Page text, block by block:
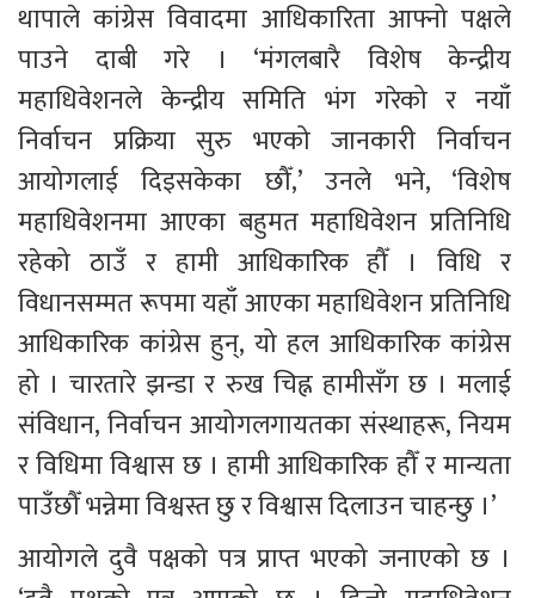
थापाले कांग्रेस विवादमा आधिकारिता आफ्नो पक्षले
पाउने दाबी गरे । ‘मंगलबारै विशेष केन्द्रीय
महाधिवेशनले केन्द्रीय समिति भंग गरेको र नयाँ
निर्वाचन प्रक्रिया सुरु भएको जानकारी निर्वाचन
आयोगलाई दिइसकेका छौँ,’ उनले भने, ‘विशेष
महाधिवेशनमा आएका बहुमत महाधिवेशन प्रतिनिधि
रहेको ठाउँ र हामी आधिकारिक हौँ । विधि र
विधानसम्मत रूपमा यहाँ आएका महाधिवेशन प्रतिनिधि
आधिकारिक कांग्रेस हुन्, यो हल आधिकारिक कांग्रेस
हो । चारतारे झन्डा र रुख चिह्न हामीसँग छ । मलाई
संविधान, निर्वाचन आयोगलगायतका संस्थाहरू, नियम
र विधिमा विश्वास छ । हामी आधिकारिक हौँ र मान्यता
पाउँछौँ भन्नेमा विश्वस्त छु र विश्वास दिलाउन चाहन्छु ।’
आयोगले दुवै पक्षको पत्र प्राप्त भएको जनाएको छ ।